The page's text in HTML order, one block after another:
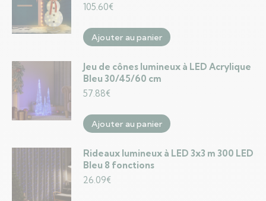
105.60€
Ajouter au panier
Jeu de cônes lumineux à LED Acrylique
Bleu 30/45/60 cm
57.88€
Ajouter au panier
Rideaux lumineux à LED 3x3 m 300 LED
Bleu 8 fonctions
26.09€